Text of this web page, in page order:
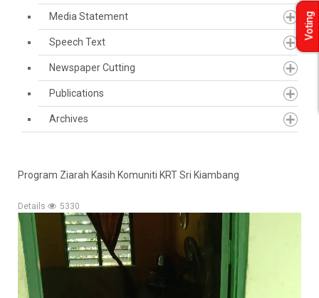
Media Statement
Speech Text
Newspaper Cutting
Publications
Archives
Program Ziarah Kasih Komuniti KRT Sri Kiambang
Details 5330
Voting